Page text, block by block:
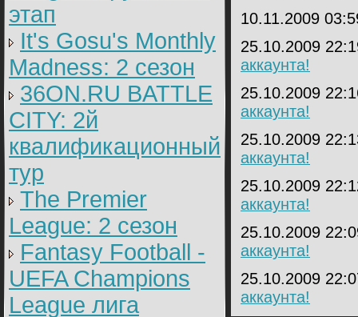
этап
It's Gosu's Monthly
Madness: 2 сезон
36ON.RU BATTLE
CITY: 2й
квалификационный
тур
The Premier
League: 2 cезон
Fantasy Football -
UEFA Champions
League лига
10.11.2009
25.10.2009
аккаунта!
25.10.2009
аккаунта!
25.10.2009
аккаунта!
25.10.2009
аккаунта!
25.10.2009
аккаунта!
25.10.2009
аккаунта!